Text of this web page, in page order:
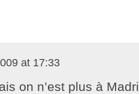
at 17:33
on n’est plus à